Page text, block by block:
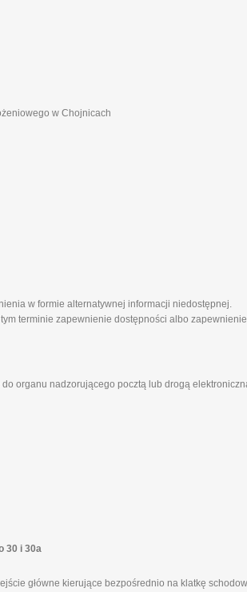
w Chojnicach
w formie alternatywnej informacji niedostępnej.
terminie zapewnienie dostępności albo
organu nadzorującego pocztą lub drogą
30 i 30a
główne kierujące bezpośrednio na klatkę